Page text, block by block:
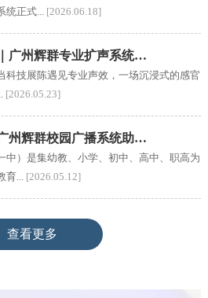
统正式... [2026.06.18]
广州辉群专业扩声系统…
科技展陈遇见专业声效，一场沉浸式的感官
[2026.05.23]
州辉群校园广播系统助…
中）是集幼教、小学、初中、高中、职高为
育... [2026.05.12]
查看更多